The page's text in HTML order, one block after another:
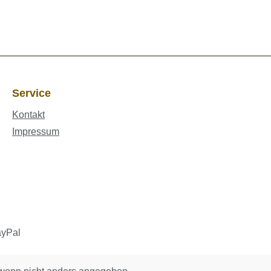
Service
Kontakt
Impressum